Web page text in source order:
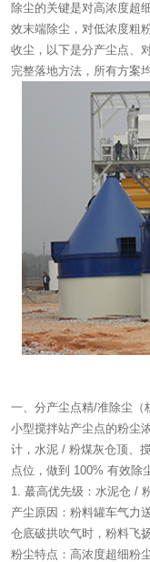
除尘的关键是对高浓度超
效末端除尘，对低浓度粗
收尘，以下是分产尘点、
完整落地方法，所有方案
一、分产尘点精/准除尘（
小型搅拌站产尘点的粉尘
计，水泥 / 粉煤灰仓顶、
点位，做到 100% 有效除
1. 蕞高优先级：水泥仓 /
产尘原因：粉料罐车气力
仓底破拱吹气时，粉料飞扬
粉尘特点：高浓度超细粉